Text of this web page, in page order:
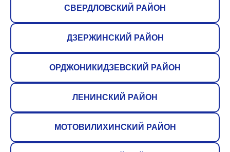
СВЕРДЛОВСКИЙ РАЙОН
ДЗЕРЖИНСКИЙ РАЙОН
ОРДЖОНИКИДЗЕВСКИЙ РАЙОН
ЛЕНИНСКИЙ РАЙОН
МОТОВИЛИХИНСКИЙ РАЙОН